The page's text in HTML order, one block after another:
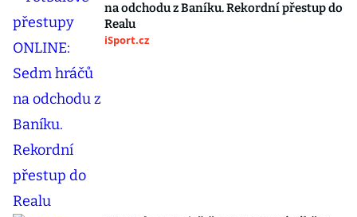
na odchodu z Baníku. Rekordní přestup do
Realu
iSport.cz